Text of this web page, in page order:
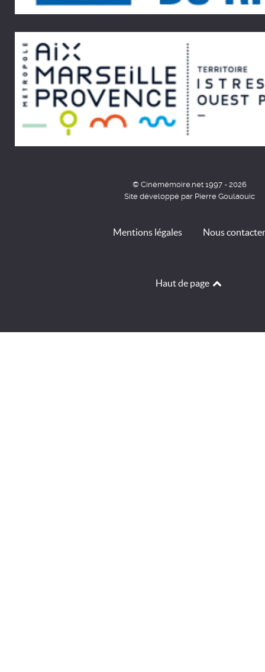
© Cinémémoire.net 1997 - 2026
Site développé par Pierre Goulaouic
Mentions légales Nous contacter
Haut de page